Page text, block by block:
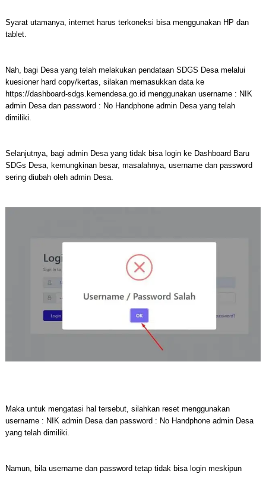
Syarat utamanya, internet harus terkoneksi bisa menggunakan HP dan
tablet.
Nah, bagi Desa yang telah melakukan pendataan SDGS Desa melalui
kuesioner hard copy/kertas, silakan memasukkan data ke
https://dashboard-sdgs.kemendesa.go.id menggunakan username : NIK
admin Desa dan password : No Handphone admin Desa yang telah
dimiliki.
Selanjutnya, bagi admin Desa yang tidak bisa login ke Dashboard Baru
SDGs Desa, kemungkinan besar, masalahnya, username dan password
sering diubah oleh admin Desa.
Maka untuk mengatasi hal tersebut, silahkan reset menggunakan
username : NIK admin Desa dan password : No Handphone admin Desa
yang telah dimiliki.
Namun, bila username dan password tetap tidak bisa login meskipun